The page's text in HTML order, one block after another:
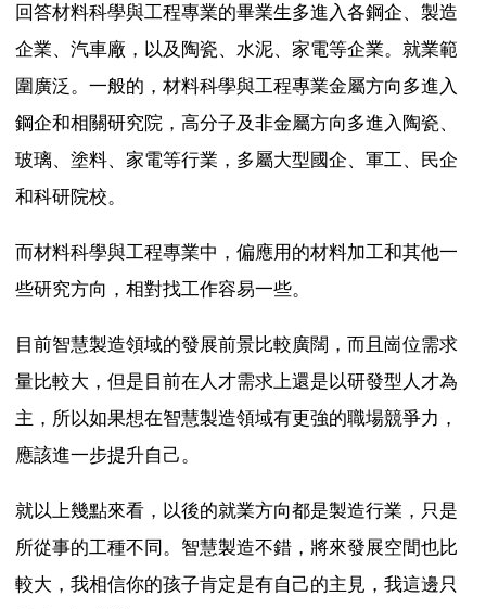
回答材料科學與工程專業的畢業生多進入各鋼企、製造
企業、汽車廠，以及陶瓷、水泥、家電等企業。就業範
圍廣泛。一般的，材料科學與工程專業金屬方向多進入
鋼企和相關研究院，高分子及非金屬方向多進入陶瓷、
玻璃、塗料、家電等行業，多屬大型國企、軍工、民企
和科研院校。
而材料科學與工程專業中，偏應用的材料加工和其他一
些研究方向，相對找工作容易一些。
目前智慧製造領域的發展前景比較廣闊，而且崗位需求
量比較大，但是目前在人才需求上還是以研發型人才為
主，所以如果想在智慧製造領域有更強的職場競爭力，
應該進一步提升自己。
就以上幾點來看，以後的就業方向都是製造行業，只是
所從事的工種不同。智慧製造不錯，將來發展空間也比
較大，我相信你的孩子肯定是有自己的主見，我這邊只